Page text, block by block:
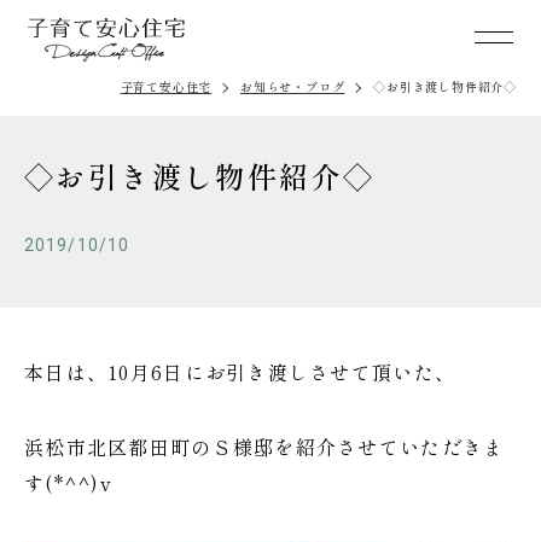
子育て安心住宅 お知らせ・ブログ ◇お引き渡し物件紹介◇
◇お引き渡し物件紹介◇
2019/10/10
本日は、10月6日にお引き渡しさせて頂いた、
浜松市北区都田町のＳ様邸を紹介させていただきま
す(*^^)v